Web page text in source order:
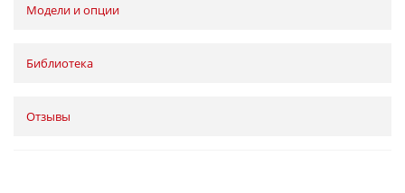
Модели и опции
Библиотека
Отзывы